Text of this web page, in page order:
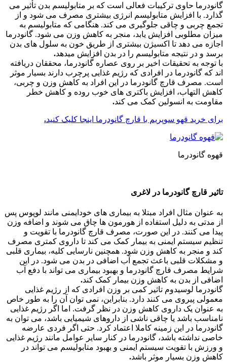
گانودرما حاوی ترکیبات فعالی است که بر متابولیسم بدن تأثیر می
گذارد. با افزایش متابولیسم انرژی بیشتری مصرف می شود و از
تجمع چربی و چاقی جلوگیری می کند. هنگامی که متابولیسم به
میزان مطلوبی افزایش یابد، منجر به کاهش وزن می شود. گانودرما
اجازه می دهد تا اکسیژن بیشتری از طریق خون به سلول های بدن
برسد و در نتیجه متابولیسم را در بدن افزایش میدهد.
با توجه به تحقیقات اخیر بر روی عصاره گانودرما، محققان دریافته
اند که گانودرما در افرادی که رژیم غذایی پرچرب دارند بسیار موثر
است. مصرف قارچ گانودرما در این افراد به کاهش وزن و چربی،
کاهش التهاب، افزایش باکتری های خوب روده و کاهش خطر
مقاومت به انسولین کمک می کند.
برای خرید قهو سوپریم با قارچ گانودرما اینجا کلیک کنید.
قهوه گانودرما
تاثیر قارچ گانودرما در لاغری
به عنوان مثال افراد مبتلا به بیماری های خودایمنی مانند لوپوس پس
از مدتی به دلیل استفاده از هورمون ها چاق می شوند و اضافه وزن
پیدا می کنند. در این صورت، مصرف قارچ گانودرما با تقویت و
تنظیم سیستم ایمنی به بیمار کمک می کند تا داروی کمتری مصرف
کند و منجر به کاهش وزن شود. همچنین نارسایی کلیه، بیماری قلبی
و مشکلات قلبی باعث تجمع آب اضافی در بدن می شود. در این
شرایط مصرف قارچ گانودرما و بهبود بیماری می تواند با دفع آب
اضافی از بدن به کاهش وزن بیمار کمک کند.
گانودرما لوسیدوم تاثیر کمی بر وزن افرادی که از رژیم غذایی
معمولی پیروی می کنند دارد. بنابراین، نمی توان آن را به طور خاص
به عنوان یک داروی کاهش وزن در نظر گرفت. اما اگر رژیم غذایی
نامناسب باشد یا چاقی ناشی از داروهای شیمیایی باشد، می توان به
گانودرما در این زمینه کاملا اعتماد کرد. حتی اگر فردی عارضه
خاصی نداشته باشد، گانودرما در کنار سایر عوامل مانند رژیم غذایی
و ورزش با تقویت سیستم ایمنی و بهبود متابولیسم می تواند در
کاهش وزن بسیار موثر باشد.